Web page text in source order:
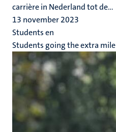
carrière in Nederland tot de...
13 november 2023
Students en
Students going the extra mile